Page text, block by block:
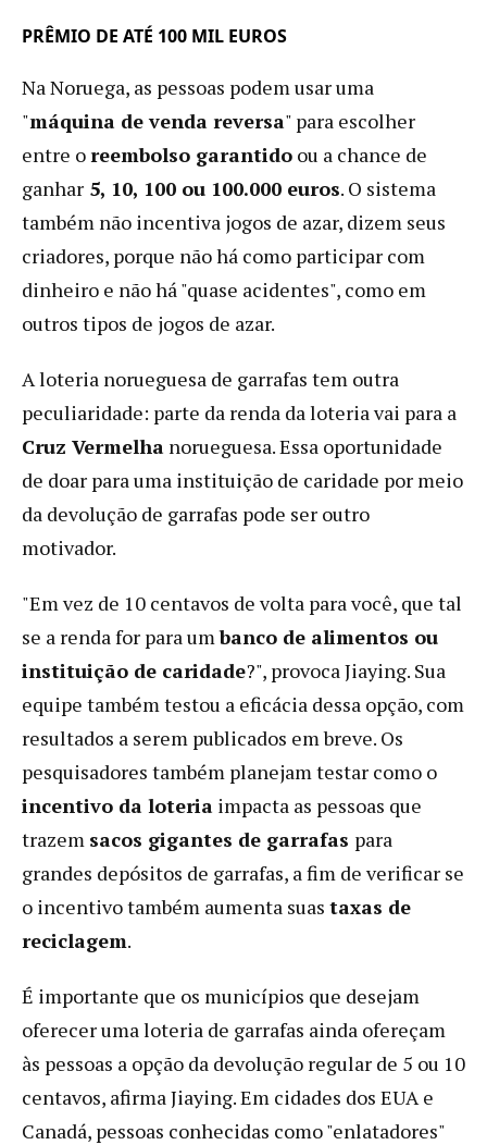
PRÊMIO DE ATÉ 100 MIL EUROS
Na Noruega, as pessoas podem usar uma
"máquina de venda reversa" para escolher
entre oreembolso garantido ou a chance de
ganhar 5, 10, 100 ou 100.000 euros. O sistema
também não incentiva jogos de azar, dizem seus
criadores, porque não há como participar com
dinheiro e não há "quase acidentes", como em
outros tipos de jogos de azar.
A loteria norueguesa de garrafas tem outra
peculiaridade: parte da renda da loteria vai para a
Cruz Vermelha norueguesa. Essa oportunidade
de doar para uma instituição de caridade por meio
da devolução de garrafas pode ser outro
motivador.
"Em vez de 10 centavos de volta para você, que tal
se a renda for para umbanco de alimentos ou
instituição de caridade?", provoca Jiaying. Sua
equipe também testou a eficácia dessa opção, com
resultados a serem publicados em breve. Os
pesquisadores também planejam testar como o
incentivo da loteria impacta as pessoas que
trazem sacos gigantes de garrafas para
grandes depósitos de garrafas, a fim de verificar se
o incentivo também aumenta suas taxas de
reciclagem.
É importante que os municípios que desejam
oferecer uma loteria de garrafas ainda ofereçam
às pessoas a opção da devolução regular de 5 ou 10
centavos, afirma Jiaying. Em cidades dos EUA e
Canadá, pessoas conhecidas como "enlatadores"